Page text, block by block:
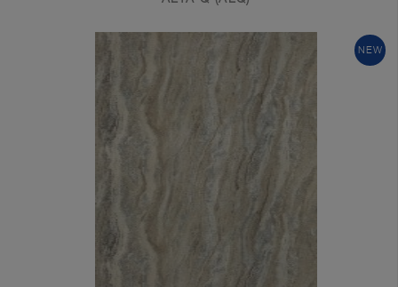
NEW
Get In Touch With Us